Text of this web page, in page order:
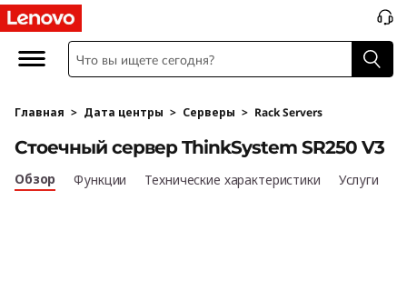
P
o
Главная > Дата центры > Серверы > Rack Servers
Стоечный сервер ThinkSystem SR250 V3
Обзор Функции Технические характеристики Услуги